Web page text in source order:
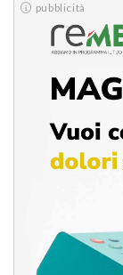
pubblicità